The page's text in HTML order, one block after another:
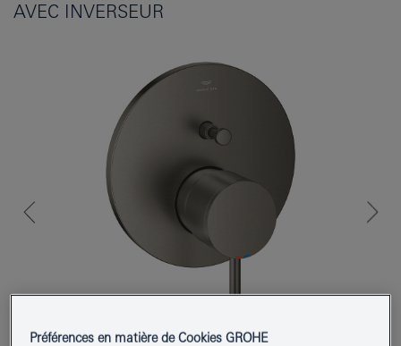
AVEC INVERSEUR
Préférences en matière de Cookies GROHE